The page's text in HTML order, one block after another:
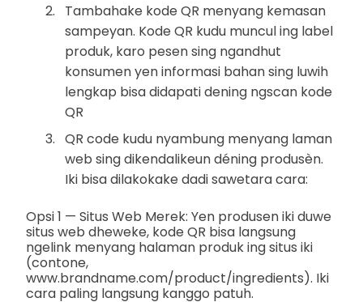
Tambahake kode QR menyang kemasan
sampeyan. Kode QR kudu muncul ing label
produk, karo pesen sing ngandhut
konsumen yen informasi bahan sing luwih
lengkap bisa didapati dening ngscan kode
QR
QR code kudu nyambung menyang laman
web sing dikendalikeun déning produsèn.
Iki bisa dilakokake dadi sawetara cara:
Opsi 1 — Situs Web Merek: Yen produsen iki duwe
situs web dheweke, kode QR bisa langsung
ngelink menyang halaman produk ing situs iki
(contone,
www.brandname.com/product/ingredients). Iki
cara paling langsung kanggo patuh.